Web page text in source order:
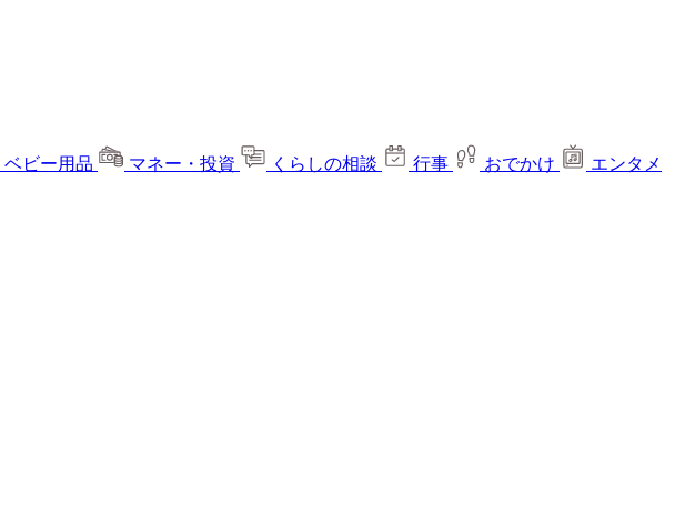
ベビー用品 マネー・投資 くらしの相談 行事 おでかけ
エンタメ